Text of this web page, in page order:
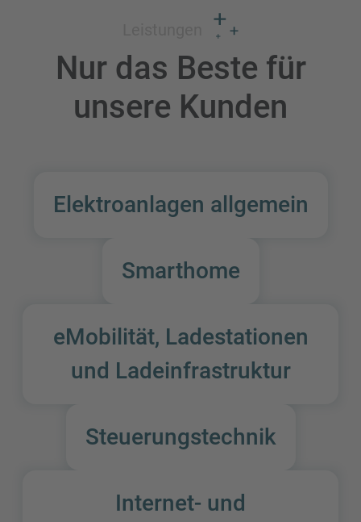
Nur das Beste für
unsere Kunden
Elektroanlagen allgemein
Smarthome
eMobilität, Ladestationen
und Ladeinfrastruktur
Steuerungstechnik
Internet- und